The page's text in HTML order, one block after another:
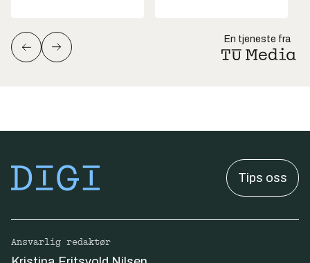
En tjeneste fra
Tips oss
Ansvarlig redaktør